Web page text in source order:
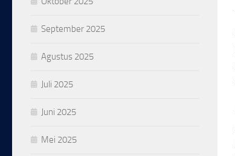
September 2025
Agustus 2025
Juli 2025
Juni 2025
Mei 2025